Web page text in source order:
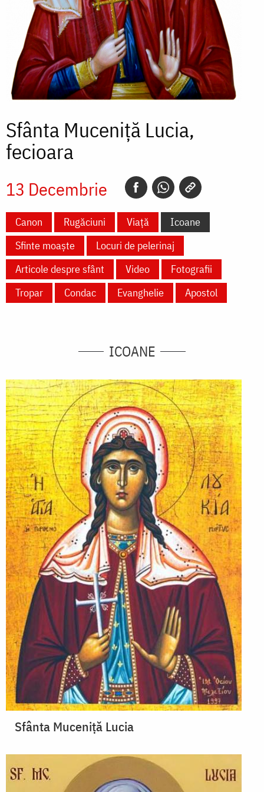
Sfânta Muceniță Lucia,
fecioara
13 Decembrie
Canon Rugăciuni Viață
Icoane
Sfinte moaște
Locuri de pelerinaj
Articole despre sfânt
Video
Fotografii
Tropar
Condac Evanghelie Apostol
ICOANE
Sfânta Muceniță Lucia